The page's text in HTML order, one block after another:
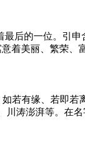
后的一位。引
美丽、繁荣
若有缘、若即
涛澎湃等。在